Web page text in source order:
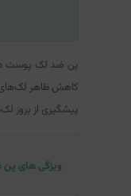
کاهش ظاهر لک‌های
پیشگیری از بروز
ویژگی های